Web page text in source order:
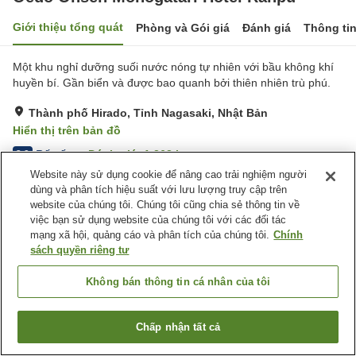
Giới thiệu tổng quát Phòng và Gói giá Đánh giá Thông
Một khu nghỉ dưỡng suối nước nóng tự nhiên với bầu không khí
huyền bí. Gần biển và được bao quanh bởi thiên nhiên trù phú.
Thành phố Hirado, Tỉnh Nagasaki, Nhật Bản
Hiển thị trên bản đồ
3.9 Rất tốt Đánh giá:1,263lượt
Tiện nghi chỗ nghỉ
Bãi đỗ xe
Xông hơi
Spa / Salon
Nhà hàng
Nhật Bản Tỉnh Nagasaki
Thành phố Hirado
Oedo Onsen Monogatari Hotel Ranpu
Tìm phòng trống
Website này sử dụng cookie để nâng cao trải nghiệm người
dùng và phân tích hiệu suất với lưu lượng truy cập trên
website của chúng tôi. Chúng tôi cũng chia sẻ thông tin về
việc bạn sử dụng website của chúng tôi với các đối tác
mạng xã hội, quảng cáo và phân tích của chúng tôi. Chính
sách quyền riêng tư
Không bán thông tin cá nhân của tôi
Chấp nhận tất cả